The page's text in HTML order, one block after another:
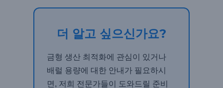
더 알고 싶으신가요?
금형 생산 최적화에 관심이 있거나
배럴 용량에 대한 안내가 필요하시
면, 저희 전문가들이 도와드릴 준비